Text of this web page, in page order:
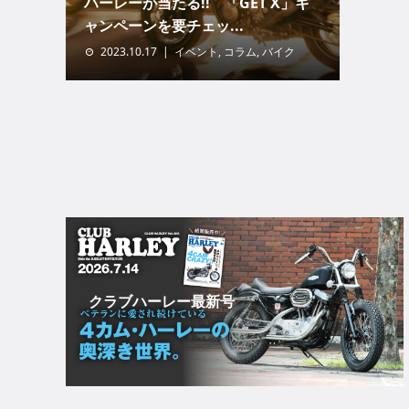
ャンペーンを要チェッ...
2023.10.17 イベント, コラム,バイク
クラブハーレー最新号